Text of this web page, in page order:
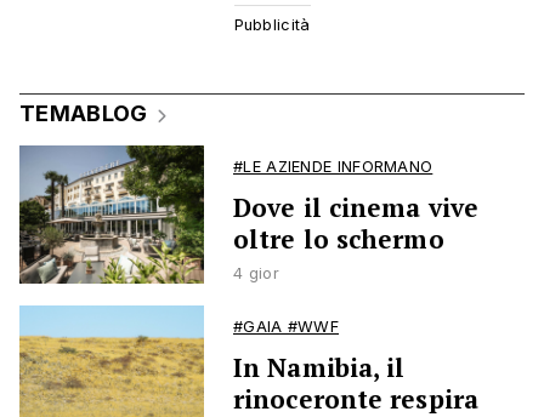
TEMABLOG
#LE AZIENDE INFORMANO
Dove il cinema vive
oltre lo schermo
4 gior
#GAIA #WWF
In Namibia, il
rinoceronte respira